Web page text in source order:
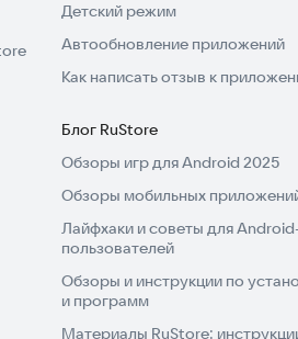
Детский режим
Автообновление приложений
Как написать отзыв к
Блог RuStore
Обзоры игр для Android 2025
Обзоры мобильных
Лайфхаки и советы для
пользователей
Обзоры и инструкции по
и программ
Материалы RuStore: